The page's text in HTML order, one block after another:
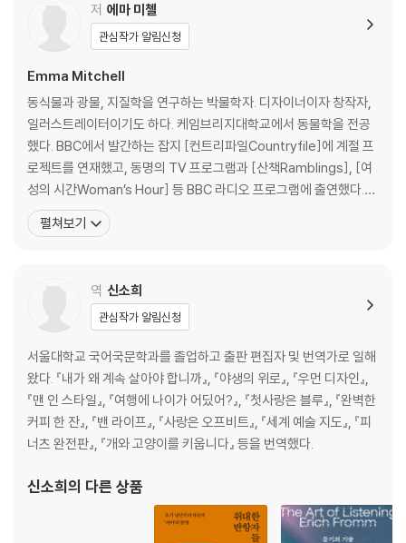
옮긴이의 말 _ 평범한 장소에서 발견한 강렬한 위안
이 책에 나오는 생물들의 이름
참고문헌
저 에마 미첼
관심작가 알림신청
Emma Mitchell
동식물과 광물, 지질학을 연구하는 박물학자. 디자이너이자 창작자,
일러스트레이터이기도 하다. 케임브리지대학교에서 동물학을 전공
했다. BBC에서 발간하는 잡지 [컨트리파일Countryfile]에 계절 프
로젝트를 연재했고, 동명의 TV 프로그램과 [산책Ramblings], [여
성의 시간Woman’s Hour] 등 BBC 라디오 프로그램에 출연했다.
[가디언Guardian]과 [컨트리리빙Country Living], [브레스Brea
the]를 비롯한 다양한 매체에 칼럼을 기고하며 자연과 관계를 회복
펼쳐보기
역 신소희
관심작가 알림신청
서울대학교 국어국문학과를 졸업하고 출판 편집자 및 번역가로 일해
왔다. 『내가 왜 계속 살아야 합니까』, 『야생의 위로』, 『우먼 디자인』,
『맨 인 스타일』, 『여행에 나이가 어딨어?』, 『첫사랑은 블루』, 『완벽한
커피 한 잔』, 『밴 라이프』, 『사랑은 오프비트』, 『세계 예술 지도』, 『피
너츠 완전판』, 『개와 고양이를 키웁니다』 등을 번역했다.
신소희의 다른 상품